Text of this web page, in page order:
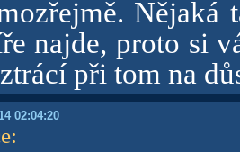
najde, proto si
při tom na
02:04:20
: